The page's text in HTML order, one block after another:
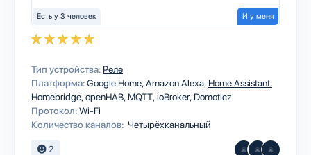
Есть у 3 человек И у меня
Тип устройства: Реле
Платформа:Google HomeAmazon Alexa Home Assistant
HomebridgeopenHAB MQTTioBroker Domoticz
Протокол:Wi-Fi
Количество каналов: Четырёхканальный
2